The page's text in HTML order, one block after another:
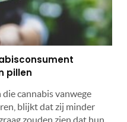
pillen
cannabis vanwege
blijkt dat zij minder
zouden zien dat hun